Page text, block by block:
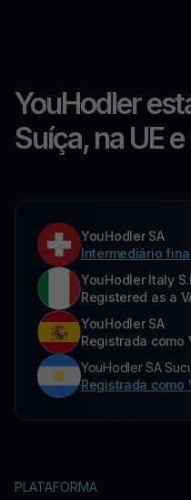
YouHodler
Suíça, na UE
YouHodler SA
Intermediário
YouHodler Italy
Registered as a
YouHodler SA
Registrada como
YouHodler SA
Registrada como
PLATAFORMA